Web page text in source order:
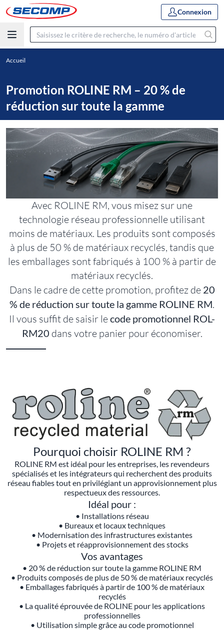
Connexion
Accueil
Promotion ROLINE RM – 20 % de
réduction sur toute la gamme
Avec ROLINE RM, vous misez sur une
technologie réseau professionnelle utilisant
moins de matériaux. Les produits sont composés
à plus de 50 % de matériaux recyclés, tandis que
les emballages sont fabriqués à 100 % à partir de
matériaux recyclés.
Dans le cadre de cette promotion, profitez de 20
% de réduction sur toute la gamme ROLINE RM.
Il vous suffit de saisir lecode promotionnel ROL-
RM20 dans votre panier pour économiser.
Pourquoi choisir ROLINE RM ?
ROLINE RM est idéal pour les entreprises, les revendeurs
spécialisés et les intégrateurs qui recherchent des produits
réseau fiables tout en privilégiant un approvisionnement plus
respectueux des ressources.
Idéal pour :
• Installations réseau
• Bureaux et locaux techniques
• Modernisation des infrastructures existantes
• Projets et réapprovisionnement des stocks
Vos avantages
• 20 % de réduction sur toute la gamme ROLINE RM
• Produits composés de plus de 50 % de matériaux recyclés
• Emballages fabriqués à partir de 100 % de matériaux
recyclés
• La qualité éprouvée de ROLINE pour les applications
professionnelles
• Utilisation simple grâce au code promotionnel